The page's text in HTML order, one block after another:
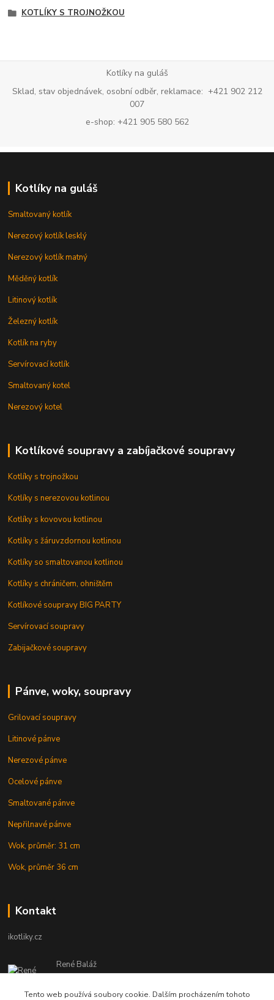
KOTLÍKY S TROJNOŽKOU
Kotlíky na guláš
Sklad, stav objednávek, osobní odběr, reklamace: +421 902 212
007
e-shop: +421 905 580 562
Kotlíky na guláš
Smaltovaný kotlík
Nerezový kotlík lesklý
Nerezový kotlík matný
Měděný kotlík
Litinový kotlík
Železný kotlík
Kotlík na ryby
Servírovací kotlík
Smaltovaný kotel
Nerezový kotel
Kotlíkové soupravy a zabíjačkové soupravy
Kotlíky s trojnožkou
Kotlíky s nerezovou kotlinou
Kotlíky s kovovou kotlinou
Kotlíky s žáruvzdornou kotlinou
Kotlíky so smaltovanou kotlinou
Kotlíky s chráničem, ohništěm
Kotlíkové soupravy BIG PARTY
Servírovací soupravy
Zabijačkové soupravy
Pánve, woky, soupravy
Grilovací soupravy
Litinové pánve
Nerezové pánve
Ocelové pánve
Smaltované pánve
Nepřilnavé pánve
Wok, průměr: 31 cm
Wok, průměr 36 cm
Kontakt
ikotliky.cz
René Baláž
Eshop: +421 902 212 007
od 8:00 - do 16:00 hod
Tento web používá soubory cookie. Dalším procházením tohoto